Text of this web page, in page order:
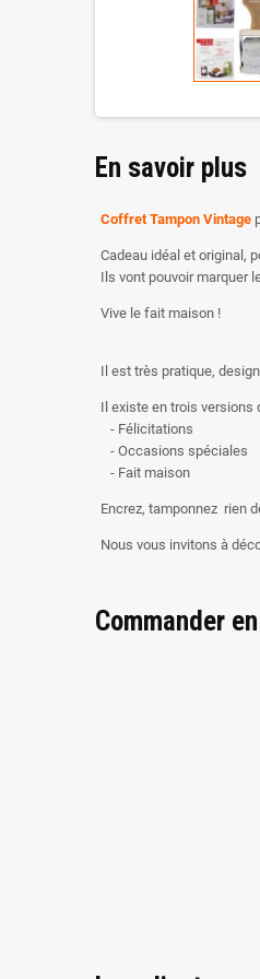
En savoir plus
Coffret Tampon Vintage
Cadeau idéal et original,
Ils vont pouvoir marquer
Vive le fait maison !
Il est très pratique,
Il existe en trois versions
- Félicitations
- Occasions spéciales
- Fait maison
Encrez, tamponnez rien
Nous vous invitons à
Commander